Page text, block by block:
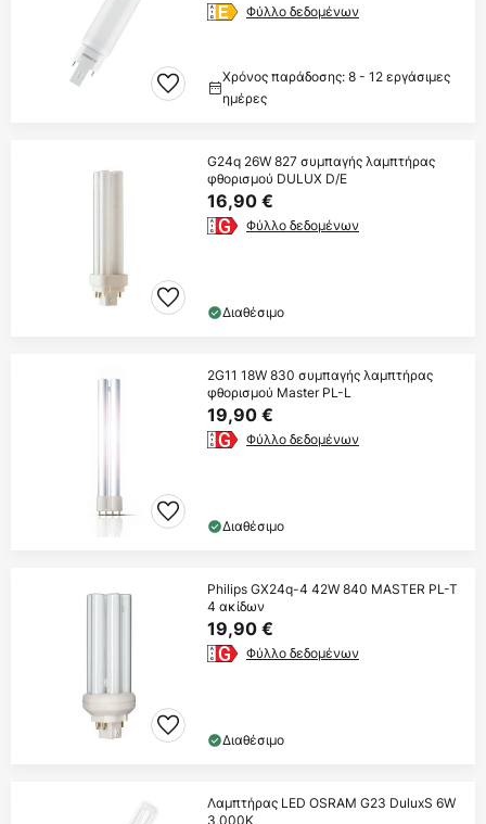
Φύλλο δεδομένων
Χρόνος παράδοσης: 8 - 12 εργάσιμες
ημέρες
G24q 26W 827 συμπαγής λαμπτήρας
φθορισμού DULUX D/E
16,90 €
Φύλλο δεδομένων
Διαθέσιμο
2G11 18W 830 συμπαγής λαμπτήρας
φθορισμού Master PL-L
19,90 €
Φύλλο δεδομένων
Διαθέσιμο
Philips GX24q-4 42W 840 MASTER PL-T
4 ακίδων
19,90 €
Φύλλο δεδομένων
Διαθέσιμο
Λαμπτήρας LED OSRAM G23 DuluxS 6W